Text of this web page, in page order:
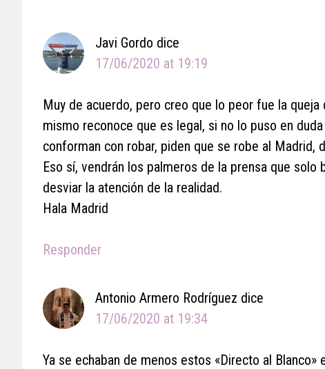
Javi Gordo dice
17/06/2020 at 19:19
Muy de acuerdo, pero creo que lo peor fue la
mismo reconoce que es legal, si no lo puso en
conforman con robar, piden que se robe al Madrid,
Eso sí, vendrán los palmeros de la prensa que
desviar la atención de la realidad.
Hala Madrid
Responder
Antonio Armero Rodríguez dice
17/06/2020 at 19:34
Ya se echaban de menos estos «Directo al